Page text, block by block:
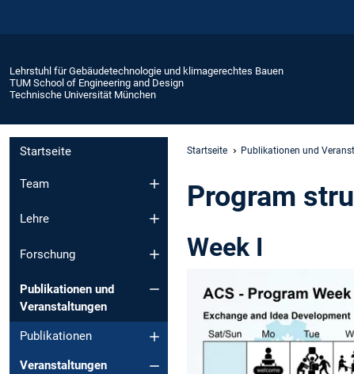
Lehrstuhl für Gebäudetechnologie und klimagerechtes Bauen
TUM School of Engineering and Design
Technische Universität München
Startseite
Team
Lehre
Forschung
Publikationen und
Veranstaltungen
Publikationen
Veranstaltungen
Startseite Publikationen und
Program
Week I